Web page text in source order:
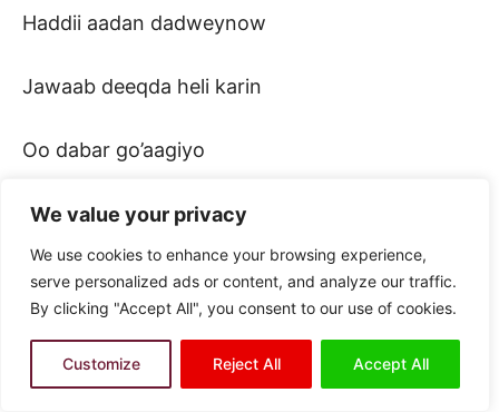
We value your privacy
We use cookies to enhance your browsing experience,
serve personalized ads or content, and analyze our traffic.
By clicking "Accept All", you consent to our use of cookies.
Customize Reject All Accept All
Haddii aadan dadweynow
Jawaab deeqda heli karin
Oo dabar go’aagiyo
Daaduunka cararkiyo
Duluglaha saboolkiyo
Doox-dooxa kagu yaal